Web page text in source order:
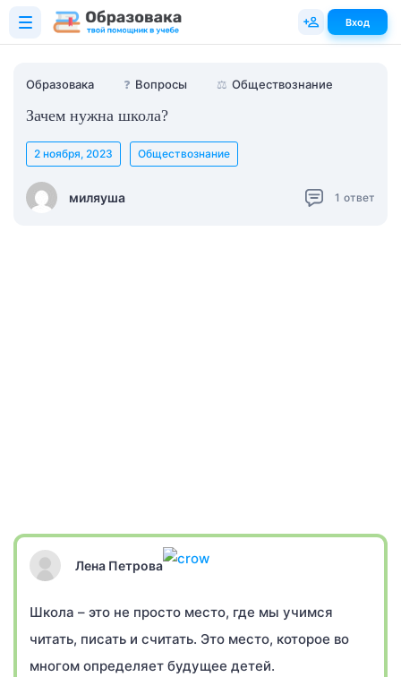
Образовака ❓ Вопросы ⚖️ Обществознание
Зачем нужна школа?
миляуша
2 ноября, 2023 Обществознание
1 ответ
Лена Петрова
Школа – это не просто место, где мы учимся
читать, писать и считать. Это место, которое во
многом определяет будущее детей.
Вход